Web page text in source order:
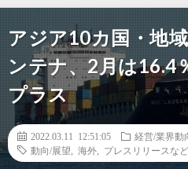
アジア10カ国・地
ンテナ、2月は16.4
プラス
2022.03.11 12:51:05
経営/業界動
動向/展望
海外 プレスリリースなど